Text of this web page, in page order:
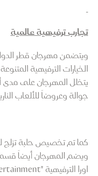
تجارب ترفيهية عالمية
الخيارات الترفيهية
يتخلل المهرجان على مدى
جوالة وعروضاً للألعاب
كما تم تخصيص حلبة تزلج
ويضم المهرجان أيضاً
اورا الترفيهية "Aura entertainment".